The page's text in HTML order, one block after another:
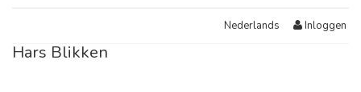
Nederlands Inloggen
Hars Blikken